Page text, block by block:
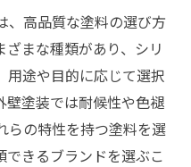
、高品質な塗料の選び方
まな種類があり、シリ
用途や目的に応じて選択
壁塗装では耐候性や色褪
らの特性を持つ塗料を選
きるブランドを選ぶこ